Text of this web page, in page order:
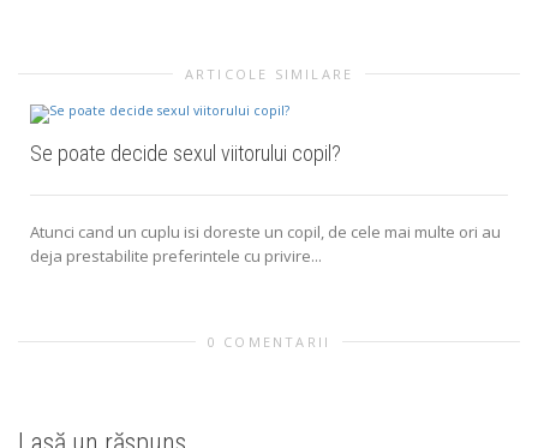
ARTICOLE SIMILARE
Se poate decide sexul viitorului copil?
Atunci cand un cuplu isi doreste un copil, de cele mai multe ori au
deja prestabilite preferintele cu privire...
0 COMENTARII